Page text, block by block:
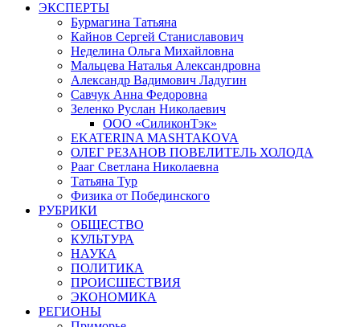
ЭКСПЕРТЫ
Бурмагина Татьяна
Кайнов Сергей Станиславович
Неделина Ольга Михайловна
Мальцева Наталья Александровна
Александр Вадимович Ладугин
Савчук Анна Федоровна
Зеленко Руслан Николаевич
ООО «СиликонТэк»
EKATERINA MASHTAKOVA
ОЛЕГ РЕЗАНОВ ПОВЕЛИТЕЛЬ ХОЛОДА
Рааг Светлана Николаевна
Татьяна Тур
Физика от Побединского
РУБРИКИ
ОБЩЕСТВО
КУЛЬТУРА
НАУКА
ПОЛИТИКА
ПРОИСШЕСТВИЯ
ЭКОНОМИКА
РЕГИОНЫ